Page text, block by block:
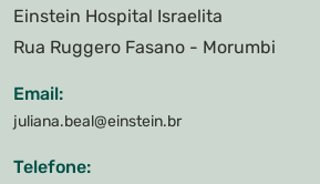
Einstein Hospital Israelita
Rua Ruggero Fasano - Morumbi
Email:
juliana.beal@einstein.br
Telefone: